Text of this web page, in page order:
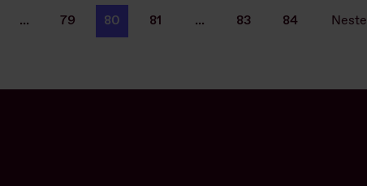
... 79 80 81 ... 83 84 Neste